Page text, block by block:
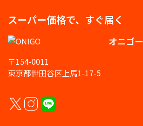
スーパー価格で、すぐ届く
オニゴー
〒154-0011
東京都世田谷区上馬1-17-5